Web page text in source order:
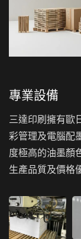
專業設備
三達印刷擁有歐
彩管理及電腦配
度極高的油墨顏
生產品質及價格